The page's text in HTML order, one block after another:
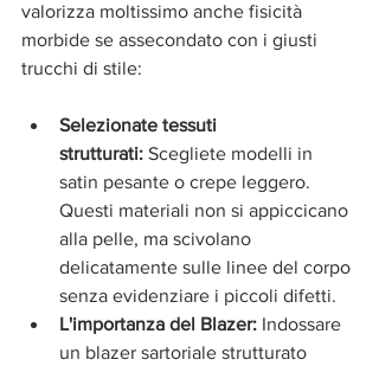
valorizza moltissimo anche fisicità
morbide se assecondato con i giusti
trucchi di stile:
Selezionate tessuti
strutturati: Scegliete modelli in
satin pesante o crepe leggero.
Questi materiali non si appiccicano
alla pelle, ma scivolano
delicatamente sulle linee del corpo
senza evidenziare i piccoli difetti.
L'importanza del Blazer: Indossare
un blazer sartoriale strutturato